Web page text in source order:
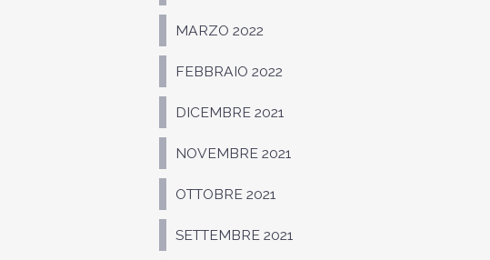
MARZO 2022
FEBBRAIO 2022
DICEMBRE 2021
NOVEMBRE 2021
OTTOBRE 2021
SETTEMBRE 2021